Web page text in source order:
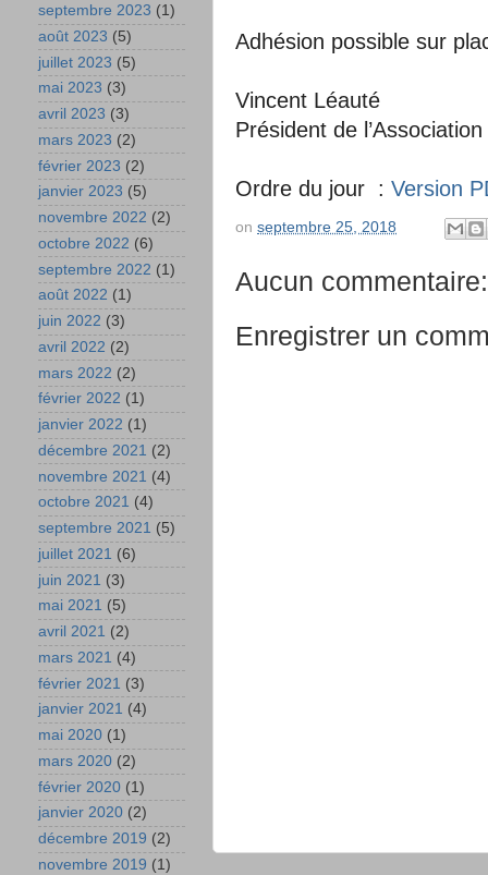
Adhésion possible sur
Vincent Léauté
Président de
Ordre du jour : Version
on septembre 25, 2018
Aucun commentaire:
Enregistrer un
septembre 2023 (1)
août 2023 (5)
juillet 2023 (5)
mai 2023 (3)
avril 2023 (3)
mars 2023 (2)
février 2023 (2)
janvier 2023 (5)
novembre 2022 (2)
octobre 2022 (6)
septembre 2022 (1)
août 2022 (1)
juin 2022 (3)
avril 2022 (2)
mars 2022 (2)
février 2022 (1)
janvier 2022 (1)
décembre 2021 (2)
novembre 2021 (4)
octobre 2021 (4)
septembre 2021 (5)
juillet 2021 (6)
juin 2021 (3)
mai 2021 (5)
avril 2021 (2)
mars 2021 (4)
février 2021 (3)
janvier 2021 (4)
mai 2020 (1)
mars 2020 (2)
février 2020 (1)
janvier 2020 (2)
décembre 2019 (2)
novembre 2019 (1)